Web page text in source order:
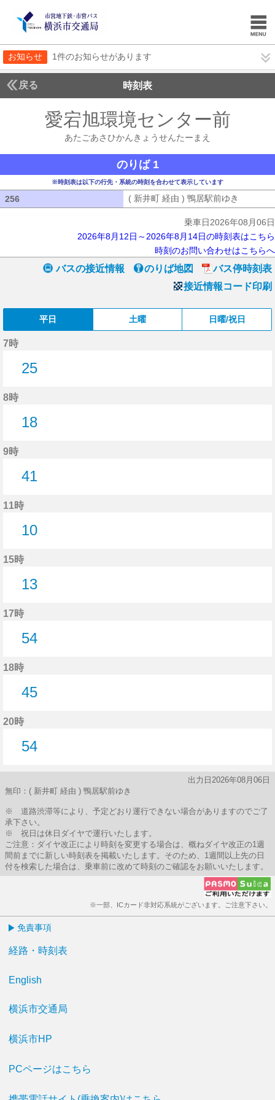
お知らせ 1件のお知らせがあります
戻る 時刻表
愛宕旭環境センター前
あたごあさひかんきょうせんたーまえ
のりば 1
※時刻表は以下の行先・系統の時刻を合わせて表示しています
256 ( 新井町 経由 ) 鴨居駅前ゆき
乗車日2026年08月06日
2026年8月12日～2026年8月14日の時刻表はこちら
時刻のお問い合わせはこちらへ
バスの接近情報 のりば地図
バス停時刻表
接近情報コード印刷
平日 土曜 日曜/祝日
7時
25
8時
18
9時
41
11時
10
15時
13
17時
54
18時
45
20時
54
出力日2026年08月06日
無印：( 新井町 経由 ) 鴨居駅前ゆき
※ 道路渋滞等により、予定どおり運行できない場合がありますのでご了
承下さい。
※ 祝日は休日ダイヤで運行いたします。
ご注意：ダイヤ改正により時刻を変更する場合は、概ねダイヤ改正の1週
間前までに新しい時刻表を掲載いたします。そのため、1週間以上先の日
付を検索した場合は、乗車前に改めて時刻のご確認をお願いいたします。
※一部、ICカード非対応系統がございます。ご注意下さい。
免責事項
経路・時刻表
English
横浜市交通局
横浜市HP
PCページはこちら